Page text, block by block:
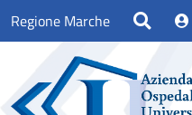
Regione Marche